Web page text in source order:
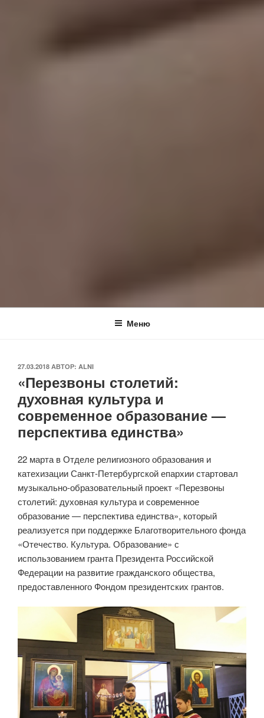
Меню
ОПУБЛИКОВАНО
27.03.2018 АВТОР: ALNI
«Перезвоны столетий:
духовная культура и
современное образование —
перспектива единства»
22 марта в Отделе религиозного образования и
катехизации Санкт-Петербургской епархии стартовал
музыкально-образовательный проект «Перезвоны
столетий: духовная культура и современное
образование — перспектива единства», который
реализуется при поддержке Благотворительного фонда
«Отечество. Культура. Образование» с
использованием гранта Президента Российской
Федерации на развитие гражданского общества,
предоставленного Фондом президентских грантов.